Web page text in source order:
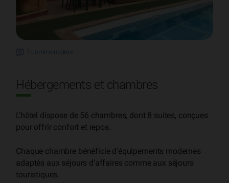
7 commentaires
Hébergements et chambres
L’hôtel dispose de 56 chambres, dont 8 suites, conçues
pour offrir confort et repos.
Chaque chambre bénéficie d’équipements modernes
adaptés aux séjours d’affaires comme aux séjours
touristiques.